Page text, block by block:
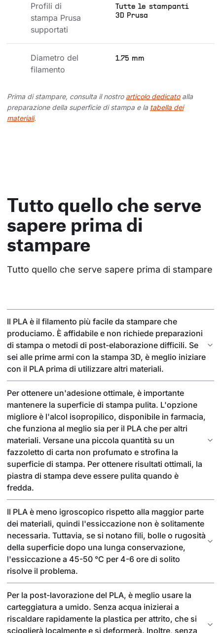
Profili di
stampa Prusa
supportati
Tutte le stampanti
3D Prusa
Diametro del
filamento
1.75 mm
Prima di stampare, consulta il nostro articolo dedicatoalla
preparazione della superficie di stampa e la tabella dei
materiali.
Tutto quello che serve
sapere prima di
stampare
Tutto quello che serve sapere prima di stampare
Il PLA è il filamento più facile da stampare che
produciamo. È affidabile e non richiede preparazioni
di stampa o metodi di post-elaborazione difficili. Se
sei alle prime armi con la stampa 3D, è meglio iniziare
con il PLA prima di utilizzare altri materiali.
Per ottenere un'adesione ottimale, è importante
mantenere la superficie di stampa pulita. L'opzione
migliore è l'alcol isopropilico, disponibile in farmacia,
che funziona al meglio sia per il PLA che per altri
materiali. Versane una piccola quantità su un
fazzoletto di carta non profumato e strofina la
superficie di stampa. Per ottenere risultati ottimali, la
piastra di stampa deve essere pulita quando è
fredda.
Il PLA è meno igroscopico rispetto alla maggior parte
dei materiali, quindi l'essiccazione non è solitamente
necessaria. Tuttavia, se si notano fili, bolle o rugosità
della superficie dopo una lunga conservazione,
l'essiccazione a 45-50 °C per 4-6 ore di solito
risolve il problema.
Per la post-lavorazione del PLA, è meglio usare la
carteggiatura a umido. Senza acqua inizierai a
riscaldare rapidamente la plastica per attrito, che si
scioglierà localmente e si deformerà. Inoltre, senza